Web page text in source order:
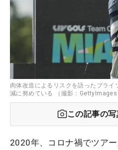
肉体改造によるリスクを語ったブラ
減に努めている （撮影：GettyImages
この記事の写
2020年、コロナ禍でツア